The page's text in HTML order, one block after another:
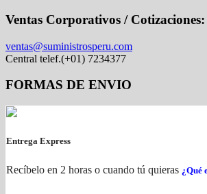
Ventas Corporativos / Cotizaciones:
ventas@suministrosperu.com
Central telef.(+01) 7234377
FORMAS DE ENVIO
Entrega Express
Recíbelo en 2 horas o cuando tú quieras ¿Qué